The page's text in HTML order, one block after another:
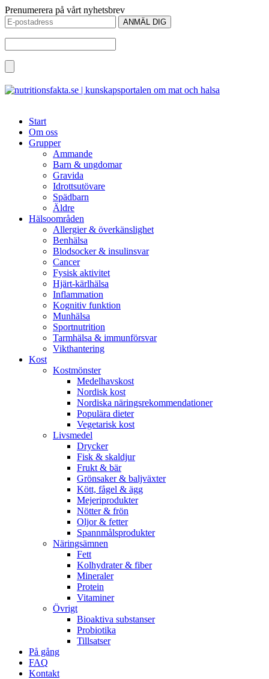
Prenumerera på vårt nyhetsbrev
Start
Om oss
Grupper
Ammande
Barn & ungdomar
Gravida
Idrottsutövare
Spädbarn
Äldre
Hälsoområden
Allergier & överkänslighet
Benhälsa
Blodsocker & insulinsvar
Cancer
Fysisk aktivitet
Hjärt-kärlhälsa
Inflammation
Kognitiv funktion
Munhälsa
Sportnutrition
Tarmhälsa & immunförsvar
Vikthantering
Kost
Kostmönster
Medelhavskost
Nordisk kost
Nordiska näringsrekommendationer
Populära dieter
Vegetarisk kost
Livsmedel
Drycker
Fisk & skaldjur
Frukt & bär
Grönsaker & baljväxter
Kött, fågel & ägg
Mejeriprodukter
Nötter & frön
Oljor & fetter
Spannmålsprodukter
Näringsämnen
Fett
Kolhydrater & fiber
Mineraler
Protein
Vitaminer
Övrigt
Bioaktiva substanser
Probiotika
Tillsatser
På gång
FAQ
Kontakt